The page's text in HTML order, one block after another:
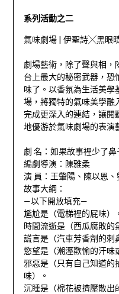
系列活動之二
氣味劇場 | 伊聖詩╳黑眼
劇場藝術，除了聲與相，
台上最大的秘密武器，恐
味了。以香氛為生活美學
場，將獨特的氣味美學融
完成更深入的連結，讓閱
地優游於氣味劇場的表演
劇 名：如果故事裡少了鼻
編劇導演：陳雅柔
演 員：王肇陽、陳以恩、
故事大綱：
—以下開放填充—
尷尬是（電梯裡的屁味）
時間流逝是（西瓜腐敗的
謊言是（汽車芳香劑的刺
慾望是（潮溼歡愉的汗味
邪惡是（只有自己知道的
味）。
沉睡是（棉花被擠壓散出